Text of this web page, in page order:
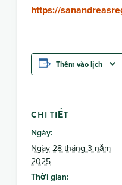
https://
Thêm vào lịch
CHI TIẾT
Ngày:
Ngày 28 tháng 3 năm
2025
Thời gian: